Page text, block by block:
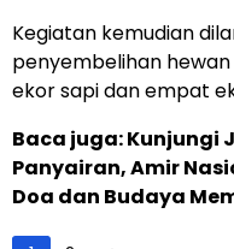
Kegiatan kemudian
penyembelihan
ekor sapi dan empat
Baca juga:Kunjungi
Panyairan, Amir
Doa dan Budaya